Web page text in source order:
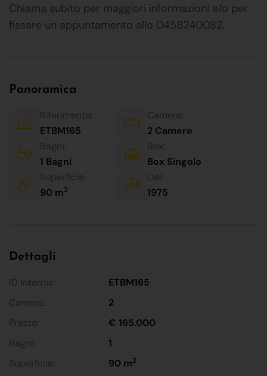
Chiama subito per maggiori informazioni e/o per
fissare un appuntamento allo 0458240082.
Panoramica
Riferimento:
ETBM165
Camere:
2 Camere
Bagni:
1 Bagni
Box:
Box Singolo
Superficie:
90 m2
Del:
1975
Dettagli
ID Interno:
ETBM165
Camere:
2
Prezzo:
€ 165.000
Bagni:
1
Superficie:
90 m2